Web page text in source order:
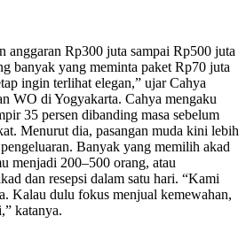
anggaran Rp300 juta sampai Rp500 juta
banyak yang meminta paket Rp70 juta
ingin terlihat elegan,” ujar Cahya
WO di Yogyakarta. Cahya mengaku
35 persen dibanding masa sebelum
Menurut dia, pasangan muda kini lebih
Banyak yang memilih akad
menjadi 200–500 orang, atau
dan resepsi dalam satu hari. “Kami
Kalau dulu fokus menjual kemewahan,
katanya.